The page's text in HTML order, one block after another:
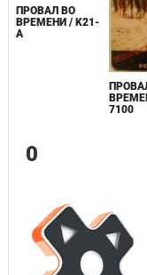
ПРОВАЛ ВО
ВРЕМЕНИ / K21-
A
7100
0